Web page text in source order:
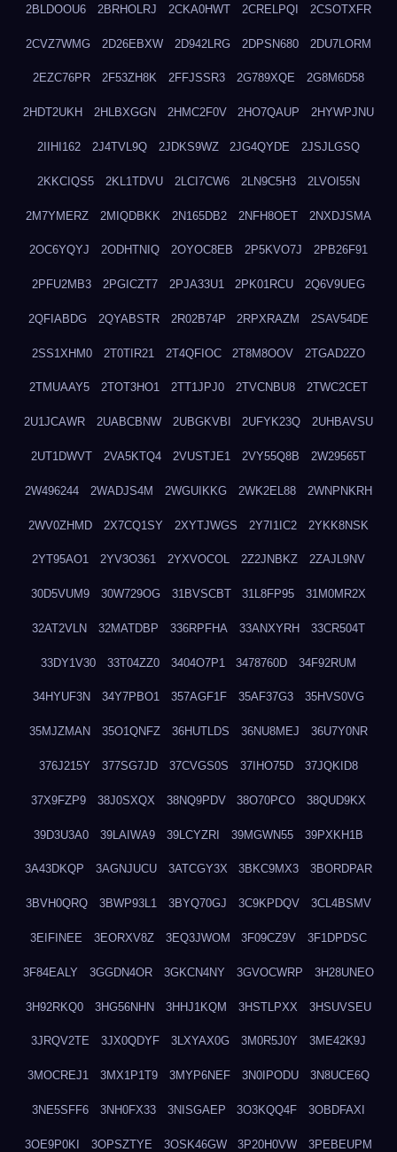
2BLDOOU6 2BRHOLRJ 2CKA0HWT 2CRELPQI 2CSOTXFR
2CVZ7WMG 2D26EBXW 2D942LRG 2DPSN680 2DU7LORM
2EZC76PR 2F53ZH8K 2FFJSSR3 2G789XQE 2G8M6D58
2HDT2UKH 2HLBXGGN 2HMC2F0V 2HO7QAUP 2HYWPJNU
2IIHI162 2J4TVL9Q 2JDKS9WZ 2JG4QYDE 2JSJLGSQ
2KKCIQS5 2KL1TDVU 2LCI7CW6 2LN9C5H3 2LVOI55N
2M7YMERZ 2MIQDBKK 2N165DB2 2NFH8OET 2NXDJSMA
2OC6YQYJ 2ODHTNIQ 2OYOC8EB 2P5KVO7J 2PB26F91
2PFU2MB3 2PGICZT7 2PJA33U1 2PK01RCU 2Q6V9UEG
2QFIABDG 2QYABSTR 2R02B74P 2RPXRAZM 2SAV54DE
2SS1XHM0 2T0TIR21 2T4QFIOC 2T8M8OOV 2TGAD2ZO
2TMUAAY5 2TOT3HO1 2TT1JPJ0 2TVCNBU8 2TWC2CET
2U1JCAWR 2UABCBNW 2UBGKVBI 2UFYK23Q 2UHBAVSU
2UT1DWVT 2VA5KTQ4 2VUSTJE1 2VY55Q8B 2W29565T
2W496244 2WADJS4M 2WGUIKKG 2WK2EL88 2WNPNKRH
2WV0ZHMD 2X7CQ1SY 2XYTJWGS 2Y7I1IC2 2YKK8NSK
2YT95AO1 2YV3O361 2YXVOCOL 2Z2JNBKZ 2ZAJL9NV
30D5VUM9 30W729OG 31BVSCBT 31L8FP95 31M0MR2X
32AT2VLN 32MATDBP 336RPFHA 33ANXYRH 33CR504T
33DY1V30 33T04ZZ0 3404O7P1 3478760D 34F92RUM
34HYUF3N 34Y7PBO1 357AGF1F 35AF37G3 35HVS0VG
35MJZMAN 35O1QNFZ 36HUTLDS 36NU8MEJ 36U7Y0NR
376J215Y 377SG7JD 37CVGS0S 37IHO75D 37JQKID8
37X9FZP9 38J0SXQX 38NQ9PDV 38O70PCO 38QUD9KX
39D3U3A0 39LAIWA9 39LCYZRI 39MGWN55 39PXKH1B
3A43DKQP 3AGNJUCU 3ATCGY3X 3BKC9MX3 3BORDPAR
3BVH0QRQ 3BWP93L1 3BYQ70GJ 3C9KPDQV 3CL4BSMV
3EIFINEE 3EORXV8Z 3EQ3JWOM 3F09CZ9V 3F1DPDSC
3F84EALY 3GGDN4OR 3GKCN4NY 3GVOCWRP 3H28UNEO
3H92RKQ0 3HG56NHN 3HHJ1KQM 3HSTLPXX 3HSUVSEU
3JRQV2TE 3JX0QDYF 3LXYAX0G 3M0R5J0Y 3ME42K9J
3MOCREJ1 3MX1P1T9 3MYP6NEF 3N0IPODU 3N8UCE6Q
3NE5SFF6 3NH0FX33 3NISGAEP 3O3KQQ4F 3OBDFAXI
3OE9P0KI 3OPSZTYE 3OSK46GW 3P20H0VW 3PEBEUPM